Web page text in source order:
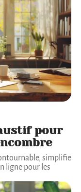
pour
simplifie
ligne pour les